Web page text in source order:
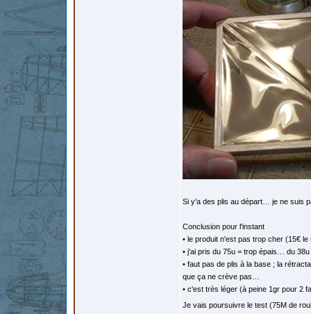
Si y'a des plis au départ… je ne suis
Conclusion pour l'instant
• le produit n'est pas trop cher (15€
• j'ai pris du 75u = trop épais… du
• faut pas de plis à la base ; la
que ça ne crève pas…
• c'est très léger (à peine 1gr pour 2
Je vais poursuivre le test (75M de